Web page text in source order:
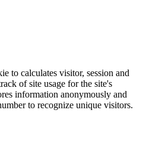
to calculates visitor, session and
of site usage for the site's
information anonymously and
to recognize unique visitors.